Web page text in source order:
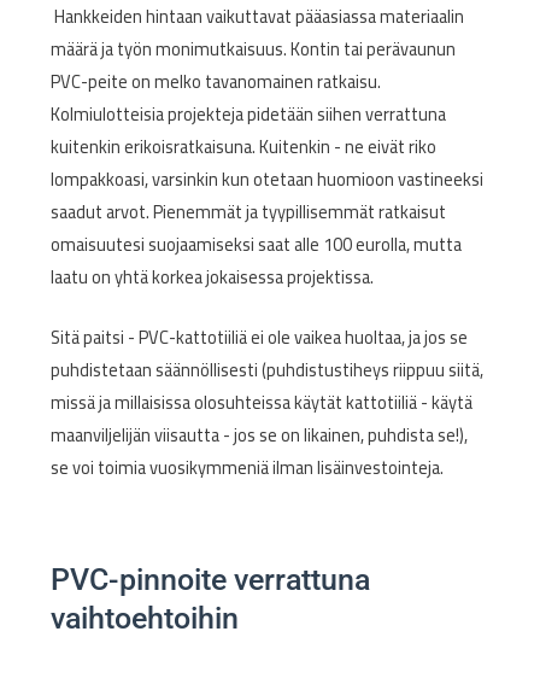
Hankkeiden hintaan vaikuttavat pääasiassa materiaalin
määrä ja työn monimutkaisuus. Kontin tai perävaunun
PVC-peite on melko tavanomainen ratkaisu.
Kolmiulotteisia projekteja pidetään siihen verrattuna
kuitenkin erikoisratkaisuna. Kuitenkin - ne eivät riko
lompakkoasi, varsinkin kun otetaan huomioon vastineeksi
saadut arvot. Pienemmät ja tyypillisemmät ratkaisut
omaisuutesi suojaamiseksi saat alle 100 eurolla, mutta
laatu on yhtä korkea jokaisessa projektissa.
Sitä paitsi - PVC-kattotiiliä ei ole vaikea huoltaa, ja jos se
puhdistetaan säännöllisesti (puhdistustiheys riippuu siitä,
missä ja millaisissa olosuhteissa käytät kattotiiliä - käytä
maanviljelijän viisautta - jos se on likainen, puhdista se!),
se voi toimia vuosikymmeniä ilman lisäinvestointeja.
PVC-pinnoite verrattuna
vaihtoehtoihin